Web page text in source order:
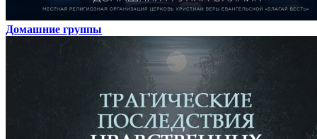
Домашние группы